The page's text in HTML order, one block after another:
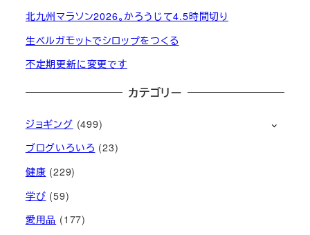
北九州マラソン2026。かろうじて4.5時間切り
生ベルガモットでシロップをつくる
不定期更新に変更です
カテゴリー
ジョギング (499)
ブログいろいろ (23)
健康 (229)
学び (59)
愛用品 (177)